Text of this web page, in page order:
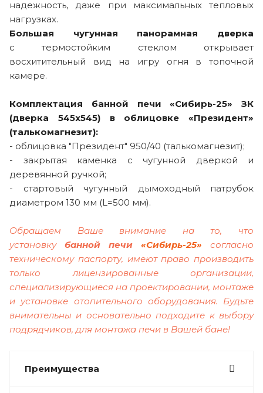
надежность, даже при максимальных тепловых
нагрузках.
Большая чугунная панорамная дверка
с термостойким стеклом открывает
восхитительный вид на игру огня в топочной
камере.
Комплектация банной печи «Сибирь-25» ЗК
(дверка 545х545) в облицовке «Президент»
(талькомагнезит):
- облицовка "Президент" 950/40 (талькомагнезит);
- закрытая каменка с чугунной дверкой и
деревянной ручкой;
- стартовый чугунный дымоходный патрубок
диаметром 130 мм (L=500 мм).
Обращаем Ваше внимание на то, что
установку банной печи «Сибирь-25»
согласно
техническому паспорту, имеют право производить
только лицензированные организации,
специализирующиеся на проектировании, монтаже
и установке отопительного оборудования. Будьте
внимательны и основательно подходите к выбору
подрядчиков, для монтажа печи в Вашей бане!
Преимущества